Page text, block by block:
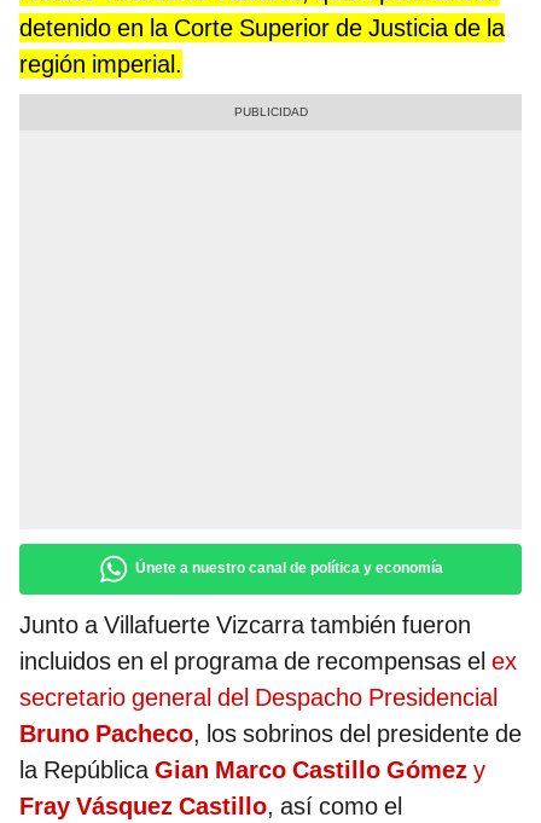
detenido en la Corte Superior de Justicia de la
región imperial.
Únete a nuestro canal de política y economía
Junto a Villafuerte Vizcarra también fueron
incluidos en el programa de recompensas el ex
secretario general del Despacho Presidencial
Bruno Pacheco, los sobrinos del presidente de
la RepúblicaGian Marco Castillo Gómez y
Fray Vásquez Castillo, así como el